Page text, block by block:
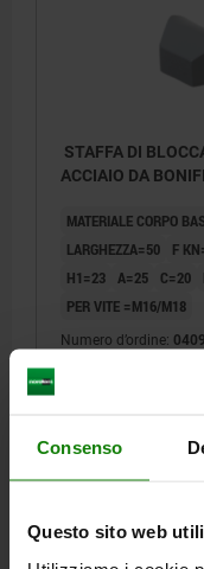
Consenso
Questo sito web
STAFFA DI
ACCIAIO DA
MATERIALE CORPO
LARGHEZZA=50
F
H1=23 A=25 C=20
PER VITE =M16/M18
Numero d’ordine: